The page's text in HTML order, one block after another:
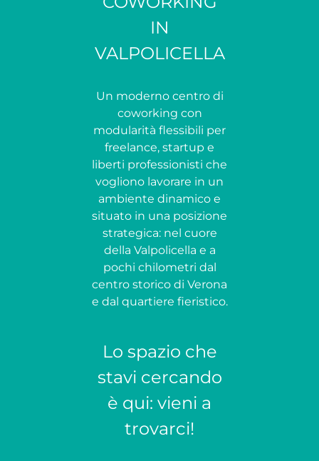
IN
VALPOLICELLA
Un moderno centro di
coworking con
modularità flessibili per
freelance, startup e
liberti professionisti che
vogliono lavorare in un
ambiente dinamico e
situato in una posizione
strategica: nel cuore
della Valpolicella e a
pochi chilometri dal
centro storico di Verona
e dal quartiere fieristico.
Lo spazio che
stavi cercando
è qui: vieni a
trovarci!